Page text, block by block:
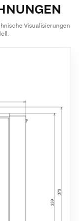
Visualisierungen